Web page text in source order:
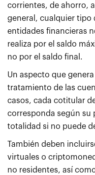
corrientes, de ahorro,
general, cualquier tipo
entidades financieras
realiza por el saldo
no por el saldo final.
Un aspecto que
tratamiento de las
casos, cada cotitular
corresponda según su
totalidad si no puede
También deben
virtuales o
no residentes, así